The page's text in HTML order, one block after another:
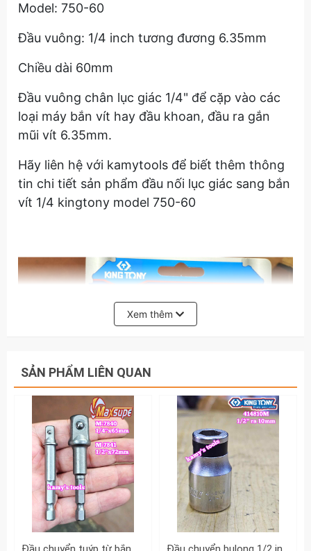
Model: 750-60
Đầu vuông: 1/4 inch tương đương 6.35mm
Chiều dài 60mm
Đầu vuông chân lục giác 1/4" để cặp vào các
loại máy bắn vít hay đầu khoan, đầu ra gắn
mũi vít 6.35mm.
Hãy liên hệ với kamytools để biết thêm thông
tin chi tiết sản phẩm đầu nối lục giác sang bắn
vít 1/4 kingtony model 750-60
Xem thêm
SẢN PHẨM LIÊN QUAN